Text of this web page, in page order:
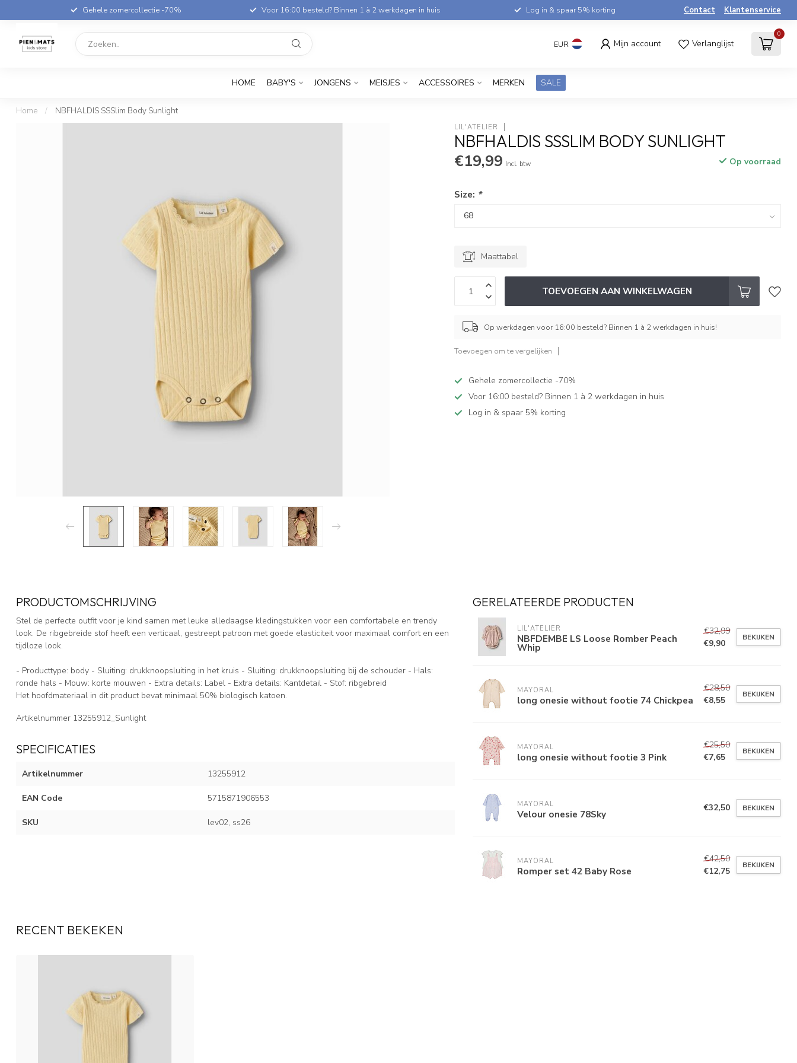
Gehele zomercollectie -70% Voor 16:00 besteld? Binnen 1 à 2 werkdagen in huis Log in & spaar 5% korting Contact Klantenservice
EUR Mijn account Verlanglijst
0
HOME BABY'S JONGENS MEISJES ACCESSOIRES MERKEN SALE
Home / NBFHALDIS SSSlim Body Sunlight
LIL'ATELIER
NBFHALDIS SSSLIM BODY SUNLIGHT
€19,99 Incl. btw Op voorraad
Size: *
Maattabel
TOEVOEGEN AAN WINKELWAGEN
Op werkdagen voor 16:00 besteld? Binnen 1 à 2 werkdagen in huis!
Toevoegen om te vergelijken
Gehele zomercollectie -70%
Voor 16:00 besteld? Binnen 1 à 2 werkdagen in huis
Log in & spaar 5% korting
PRODUCTOMSCHRIJVING
Stel de perfecte outfit voor je kind samen met leuke alledaagse kledingstukken voor een comfortabele en trendy
look. De ribgebreide stof heeft een verticaal, gestreept patroon met goede elasticiteit voor maximaal comfort en een
tijdloze look.
- Producttype: body - Sluiting: drukknoopsluiting in het kruis - Sluiting: drukknoopsluiting bij de schouder - Hals:
ronde hals - Mouw: korte mouwen - Extra details: Label - Extra details: Kantdetail - Stof: ribgebreid
Het hoofdmateriaal in dit product bevat minimaal 50% biologisch katoen.
Artikelnummer 13255912_Sunlight
SPECIFICATIES
Artikelnummer 13255912
EAN Code 5715871906553
SKU lev02, ss26
GERELATEERDE PRODUCTEN
LIL'ATELIER
NBFDEMBE LS Loose Romber Peach
Whip
€32,99
€9,90
BEKIJKEN
MAYORAL
long onesie without footie 74 Chickpea
€28,50
€8,55
BEKIJKEN
MAYORAL
long onesie without footie 3 Pink
€25,50
€7,65
BEKIJKEN
MAYORAL
Velour onesie 78Sky €32,50 BEKIJKEN
MAYORAL
Romper set 42 Baby Rose
€42,50
€12,75
BEKIJKEN
RECENT BEKEKEN